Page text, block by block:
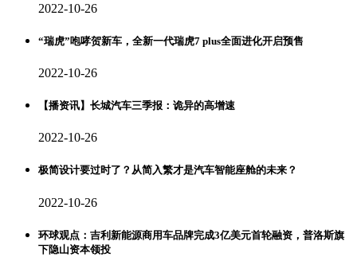
2022-10-26
“瑞虎”咆哮贺新车，全新一代瑞虎7 plus全面进化开启预售
2022-10-26
【播资讯】长城汽车三季报：诡异的高增速
2022-10-26
极简设计要过时了？从简入繁才是汽车智能座舱的未来？
2022-10-26
环球观点：吉利新能源商用车品牌完成3亿美元首轮融资，普洛斯旗
下隐山资本领投